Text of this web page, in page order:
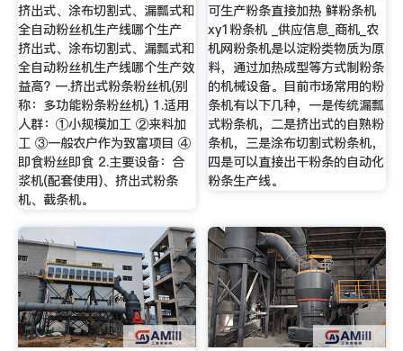
挤出式、涂布切割式、漏瓢式和
全自动粉丝机生产线哪个生产
挤出式、涂布切割式、漏瓢式和
全自动粉丝机生产线哪个生产效
益高? 一.挤出式粉条粉丝机(别
称：多功能粉条粉丝机) 1.适用
人群：①小规模加工 ②来料加
工 ③一般农户作为致富项目 ④
即食粉丝即食 2.主要设备：合
浆机(配套使用)、挤出式粉条
机、截条机。
可生产粉条直接加热 鲜粉条机
xy1粉条机 _供应信息_商机_农
机网粉条机是以淀粉类物质为原
料，通过加热成型等方式制粉条
的机械设备。目前市场常用的粉
条机有以下几种，一是传统漏瓢
式粉条机，二是挤出式的自熟粉
条机，三是涂布切割式粉条机，
四是可以直接出干粉条的自动化
粉条生产线。